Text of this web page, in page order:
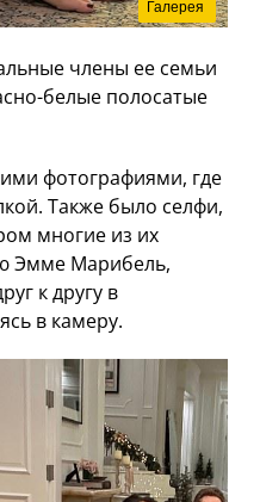
Галерея
члены ее семьи
белые полосатые
фотографиями, где
Также было селфи,
многие из их
Эмме Марибель,
к другу в
в камеру.